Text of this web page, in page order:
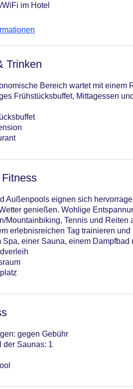
im Hotel
der Aufzüge: 1
Pool, Outdoor Pool
4 Sterne
Trinken
Bereich wartet mit einem
Frühstücksbuffet, Mittagessen
Außenpools eignen sich
genießen. Wohlige
Mountainbiking, Tennis und
erlebnisreichen Tag trainieren
Spa, einer Sauna, einem
gegen Gebühr
der Saunas: 1